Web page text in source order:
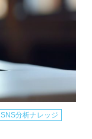
SNS分析ナレッジ